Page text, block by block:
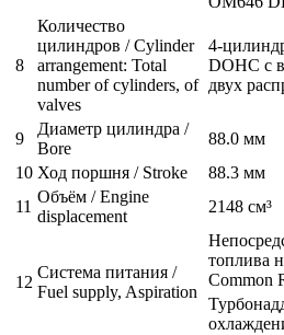
8
Количество
цилиндров / Cylinder
arrangement: Total
number of cylinders, of
valves
4-
DOHC с
двух
9
Диаметр цилиндра /
Bore
88.0 мм
10 Ход поршня / Stroke
88.3 мм
11
Объём / Engine
displacement
2148 см³
12
Система питания /
Fuel supply, Aspiration
топлива
Common